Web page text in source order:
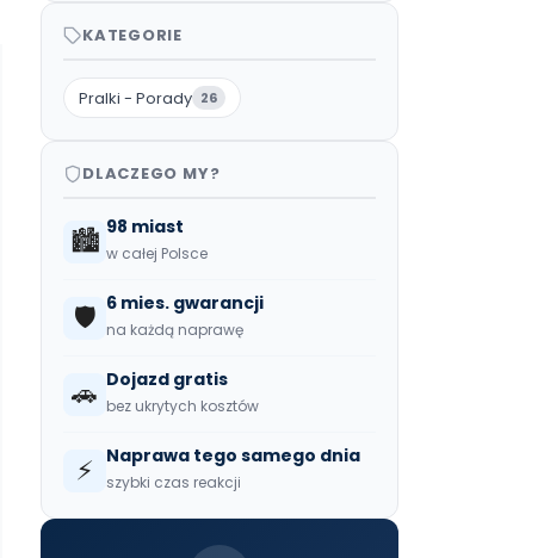
KATEGORIE
Pralki - Porady 26
DLACZEGO MY?
🏙️ 98 miast
w całej Polsce
🛡️ 6 mies. gwarancji
na każdą naprawę
🚗 Dojazd gratis
bez ukrytych kosztów
⚡ Naprawa tego samego dnia
szybki czas reakcji